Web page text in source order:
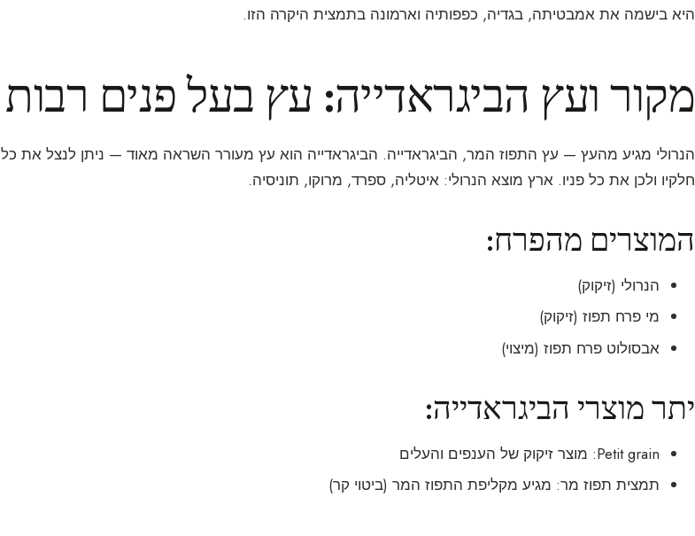
היא בישמה את אמבטיתה, בגדיה, כפפותיה וארמונה בתמצית היקרה הזו.
מקור ועץ הביגראדייה: עץ בעל פנים רבות
הנרולי מגיע מהעץ — עץ התפוז המר, הביגראדייה. הביגראדייה הוא עץ מעורר השראה מאוד — ניתן לנצל את כל
חלקיו ולכן את כל פניו. ארץ מוצא הנרולי: איטליה, ספרד, מרוקו, תוניסיה.
המוצרים מהפרח:
הנרולי (זיקוק)
מי פרח תפוז (זיקוק)
אבסולוט פרח תפוז (מיצוי)
יתר מוצרי הביגראדייה:
Petit grain: מוצר זיקוק של הענפים והעלים
תמצית תפוז מר: מגיע מקליפת התפוז המר (ביטוי קר)